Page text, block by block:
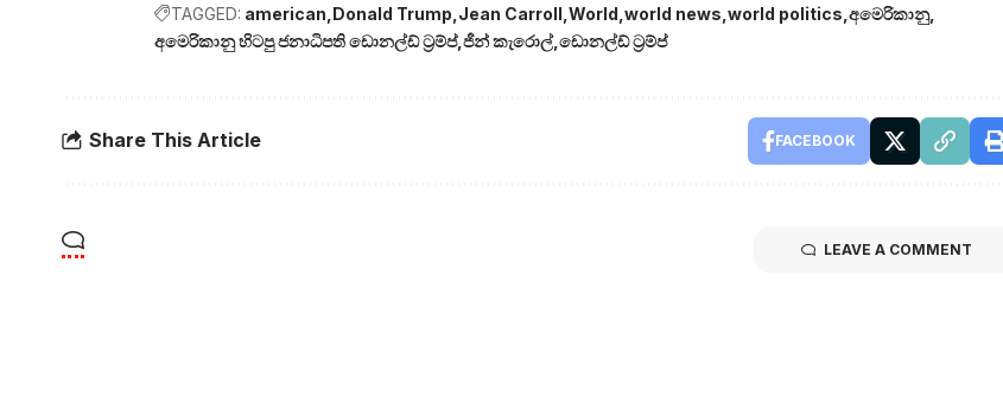
TAGGED: american Donald Trump Jean Carroll World world news world politics අමෙරිකානු
අමෙරිකානු හිටපු ජනාධිපති ඩොනල්ඩ් ට්‍රම්ප් ජීන් කැරොල් ඩොනල්ඩ් ට්‍රම්ප්
Share This Article FACEBOOK
LEAVE A COMMENT